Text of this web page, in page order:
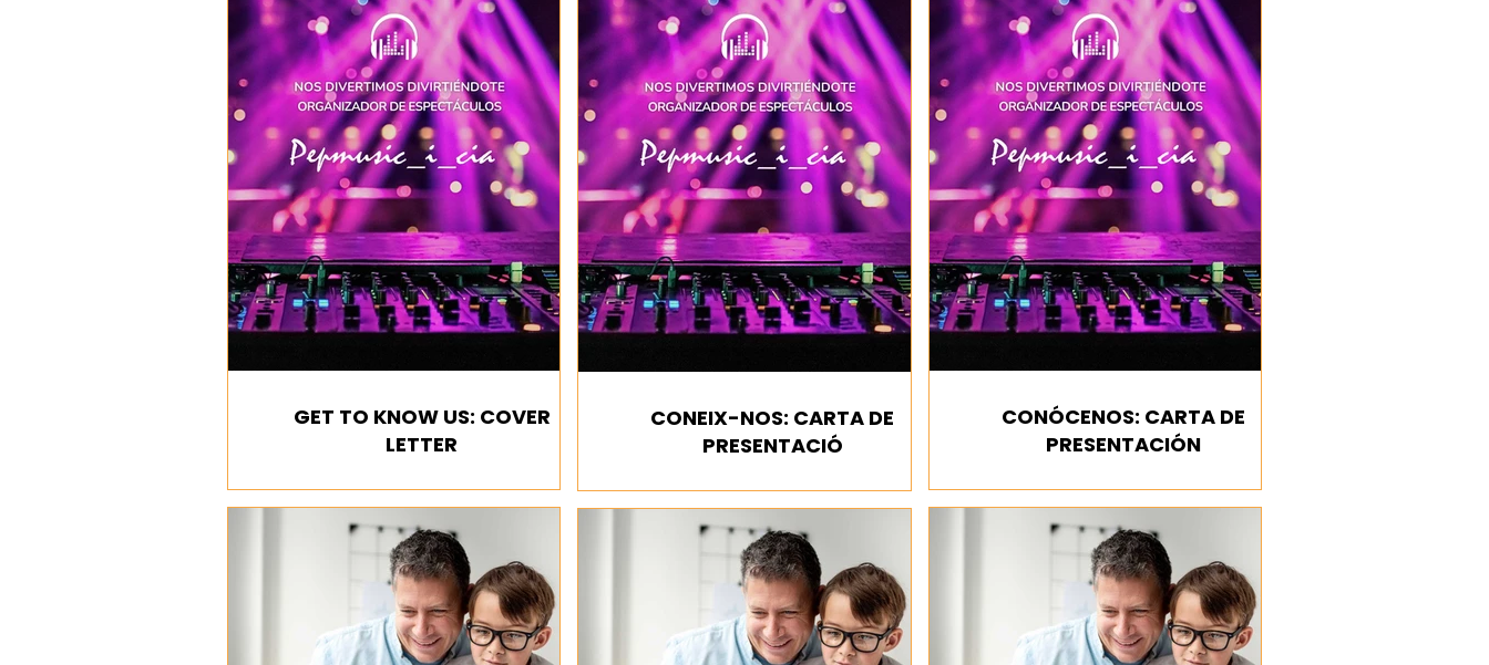
GET TO KNOW US: COVER
LETTER
CONEIX-NOS: CARTA DE
PRESENTACIÓ
CONÓCENOS: CARTA DE
PRESENTACIÓN